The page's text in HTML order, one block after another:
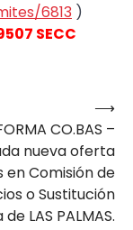
6813 )
SECC
CO.BAS –
nueva oferta
en Comisión de
o Sustitución
LAS PALMAS.
⟶